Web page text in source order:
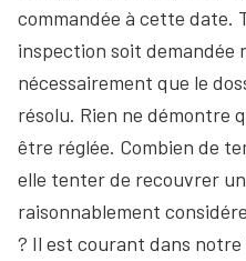
commandée à cette date.
inspection soit demandée
nécessairement que le
résolu. Rien ne démontre
être réglée. Combien de
elle tenter de recouvrer
raisonnablement
? Il est courant dans